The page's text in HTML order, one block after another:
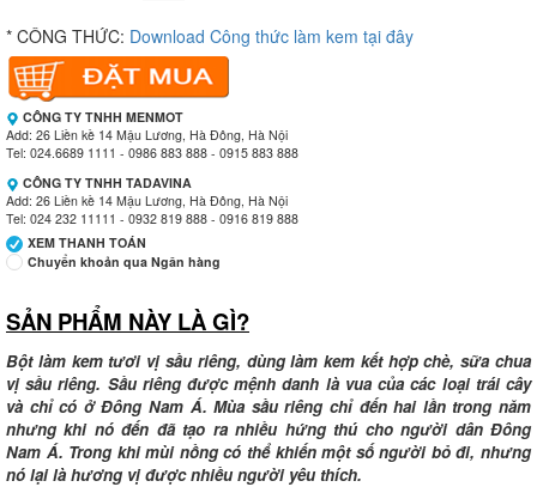
* CÔNG THỨC: Download Công thức làm kem tại đây
CÔNG TY TNHH MENMOT
Add: 26 Liền kề 14 Mậu Lương, Hà Đông, Hà Nội
Tel: 024.6689 1111 - 0986 883 888 - 0915 883 888
CÔNG TY TNHH TADAVINA
Add: 26 Liền kề 14 Mậu Lương, Hà Đông, Hà Nội
Tel: 024 232 11111 - 0932 819 888 - 0916 819 888
XEM THANH TOÁN
Chuyển khoản qua Ngân hàng
Ngân hàng Ngoại thương Việt Nam
Chi nhánh:
Chủ TK:
CÔNG TY TNHH MENMOT
Số TK:
069 1000 811 888
Ngân hàng Ngoại thương Việt Nam
Chi nhánh:
Vietcombank Tây Hà Nội
Chủ TK:
CÔNG TY TNHH TADAVINA
Số TK:
069 1000 886 001
SẢN PHẨM NÀY LÀ GÌ?
Bột làm kem tươi vị sầu riêng, dùng làm kem kết hợp chè, sữa chua
vị sầu riêng. Sầu riêng được mệnh danh là vua của các loại trái cây
và chỉ có ở Đông Nam Á. Mùa sầu riêng chỉ đến hai lần trong năm
nhưng khi nó đến đã tạo ra nhiều hứng thú cho người dân Đông
Nam Á. Trong khi mùi nồng có thể khiến một số người bỏ đi, nhưng
nó lại là hương vị được nhiều người yêu thích.